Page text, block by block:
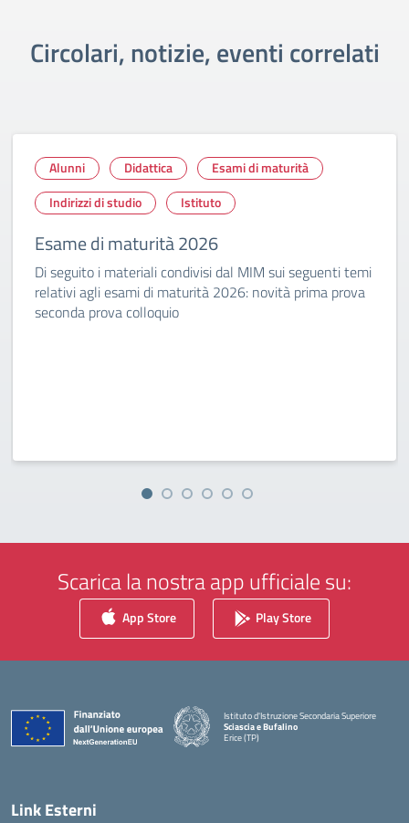
Circolari, notizie, eventi correlati
Alunni Didattica
Esami di maturità
Indirizzi di studio
Istituto
Esame di maturità 2026
Di seguito i materiali condivisi dal MIM sui seguenti temi
relativi agli esami di maturità 2026: novità prima prova
seconda prova colloquio
Scarica la nostra app ufficiale su:
App Store Play Store
Istituto d'Istruzione Secondaria Superiore
Sciascia e Bufalino
Erice (TP)
Link Esterni